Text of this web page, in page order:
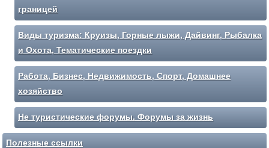
границей
Виды туризма: Круизы, Горные лыжи, Дайвинг, Рыбалка
и Охота, Тематические поездки
Работа, Бизнес, Недвижимость, Спорт, Домашнее
хозяйство
Не туристические форумы. Форумы за жизнь
Полезные ссылки